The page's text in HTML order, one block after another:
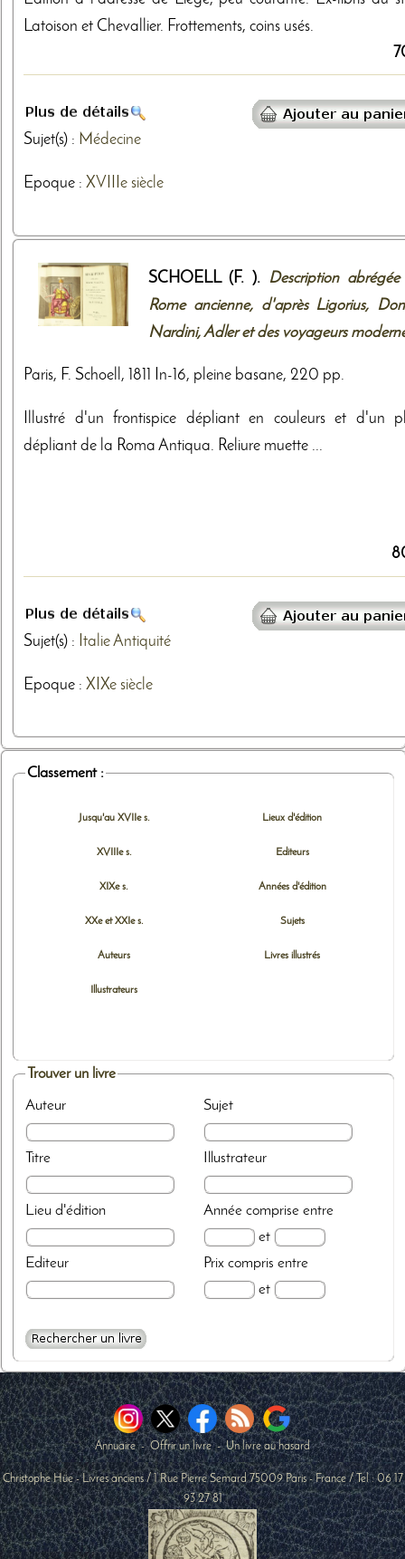
Latoison et Chevallier. Frottements, coins usés.
Sujet(s) : Médecine
Epoque : XVIIIe siècle
SCHOELL (F. ). Description
Rome ancienne, d'après Ligorius,
Nardini, Adler et des voyageurs
Paris, F. Schoell, 1811 In-16, pleine basane, 220 pp.
Illustré d'un frontispice dépliant en couleurs et d'un
dépliant de la Roma Antiqua. Reliure muette ...
Sujet(s) : ItalieAntiquité
Epoque : XIXe siècle
Classement :
Jusqu'au XVIIe s.
XVIIIe s.
XIXe s.
XXe et XXIe s.
Auteurs
Illustrateurs
Lieux d'édition
Editeurs
Années d'édition
Sujets
Livres illustrés
Trouver un livre
Auteur
Titre
Lieu d'édition
Editeur
Sujet
Illustrateur
Annéecomprise entre
et
Prixcompris entre
et
Annuaire-Offrir un livre-Un livre au hasard
Christophe Hüe - Livres anciens /1 Rue Pierre Semard 75009 Paris-France / Tel :06 17
93 27 81